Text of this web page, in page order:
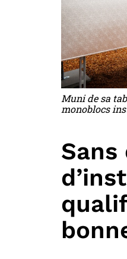
Muni de sa
monoblocs